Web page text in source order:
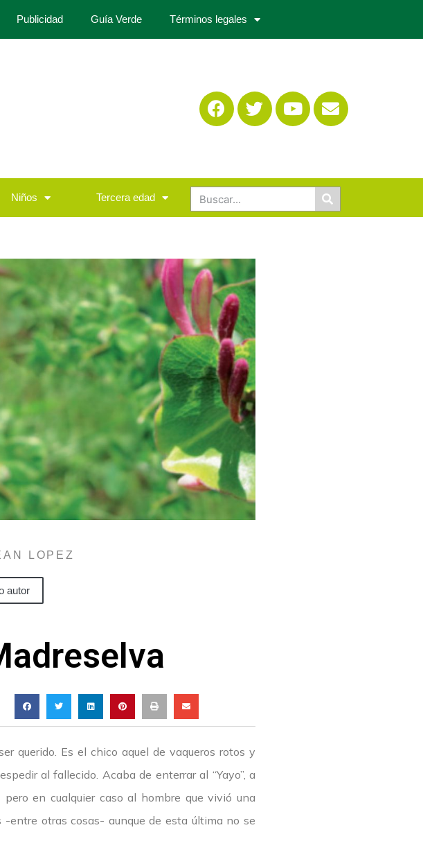
Publicidad Guía Verde Términos legales
Niños Tercera edad
LOPEZ
autor
querido. Es el chico aquel de vaqueros rotos y
al fallecido. Acaba de enterrar al “Yayo”, a
en cualquier caso al hombre que vivió una
-entre otras cosas- aunque de esta última no se